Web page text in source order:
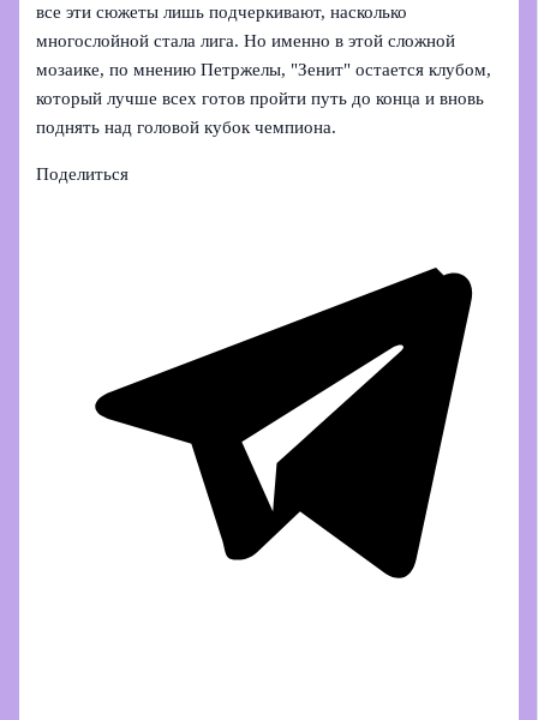
все эти сюжеты лишь подчеркивают, насколько
многослойной стала лига. Но именно в этой сложной
мозаике, по мнению Петржелы, "Зенит" остается клубом,
который лучше всех готов пройти путь до конца и вновь
поднять над головой кубок чемпиона.
Поделиться